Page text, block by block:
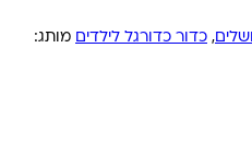
, כדור כדורגל לילדים מותג: